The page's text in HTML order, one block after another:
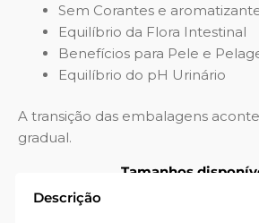
Sem Corantes e
Equilíbrio da Flora Intestinal
Benefícios para Pele e
Equilíbrio do pH Urinário
A transição das embalagens
gradual.
Tamanhos
Descrição